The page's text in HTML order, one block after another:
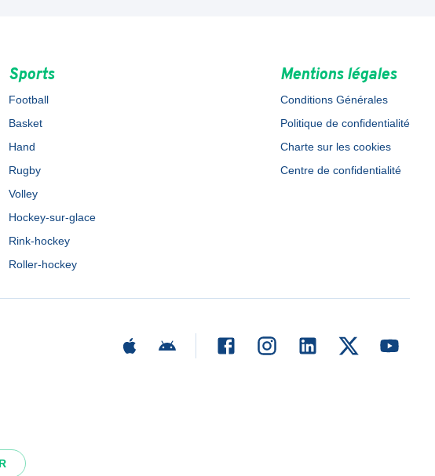
Sports
Football
Basket
Hand
Rugby
Volley
Hockey-sur-glace
Rink-hockey
Roller-hockey
Mentions légales
Conditions Générales
Politique de confidentialité
Charte sur les cookies
Centre de confidentialité